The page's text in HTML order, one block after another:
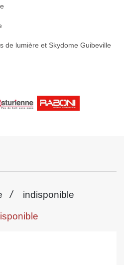
de lumière et Skydome Guibeville
/ indisponible